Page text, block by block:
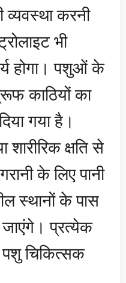
करनी
भी
होगा। पशुओं के
काठियों का
गया है।
क्षति से
के लिए पानी
स्थानों के पास
जाएंगे। प्रत्येक
चिकित्सक